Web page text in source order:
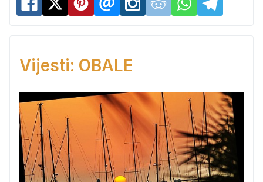
Vijesti: OBALE